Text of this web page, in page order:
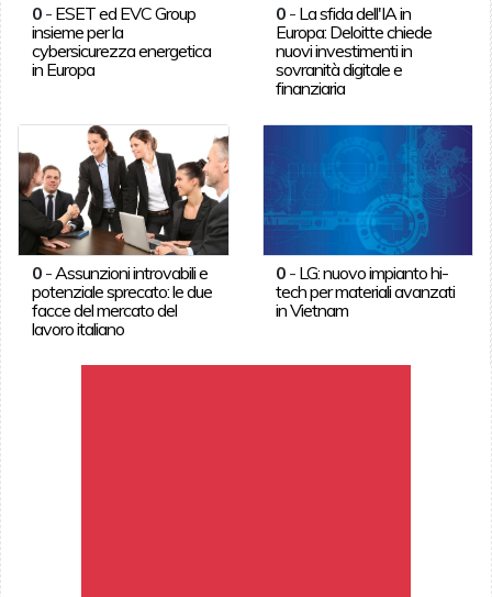
0- ESET ed EVC Group
insieme per la
cybersicurezza energetica
in Europa
0 - La sfida dell'IA in
Europa: Deloitte chiede
nuovi investimenti in
sovranità digitale e
finanziaria
0- Assunzioni introvabili e
potenziale sprecato: le due
facce del mercato del
lavoro italiano
0 - LG: nuovo impianto hi-
tech per materiali avanzati
in Vietnam